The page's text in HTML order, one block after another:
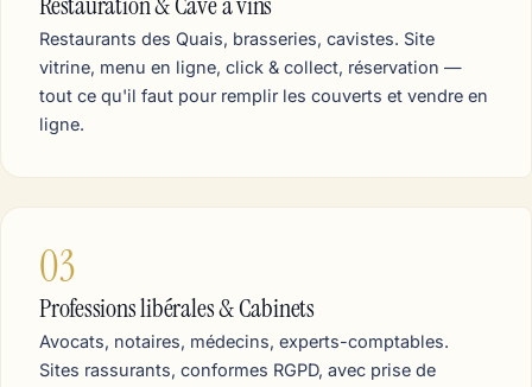
Restaurants des Quais, brasseries, cavistes. Site
vitrine, menu en ligne, click & collect, réservation —
tout ce qu'il faut pour remplir les couverts et vendre en
ligne.
03
Professions libérales & Cabinets
Avocats, notaires, médecins, experts-comptables.
Sites rassurants, conformes RGPD, avec prise de